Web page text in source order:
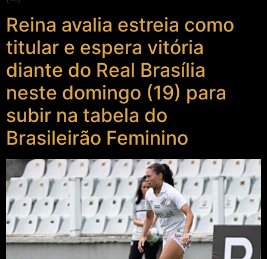
Reina avalia estreia como
titular e espera vitória
diante do Real Brasília
neste domingo (19) para
subir na tabela do
Brasileirão Feminino